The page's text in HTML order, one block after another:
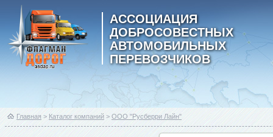
АССОЦИАЦИЯ
ДОБРОСОВЕСТНЫХ
АВТОМОБИЛЬНЫХ
ПЕРЕВОЗЧИКОВ
Главная > Каталог компаний > ООО "Русберри Лайн"